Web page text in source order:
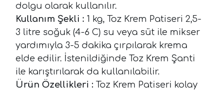
dolgu olarak kullanılır.
Kullanım Şekli : 1 kg, Toz Krem Patiseri 2,5-
3 litre soğuk (4-6 C) su veya süt ile mikser
yardımıyla 3-5 dakika çırpılarak krema
elde edilir. İstenildiğinde Toz Krem Şanti
ile karıştırılarak da kullanılabilir.
Ürün Özellikleri : Toz Krem Patiseri kolay